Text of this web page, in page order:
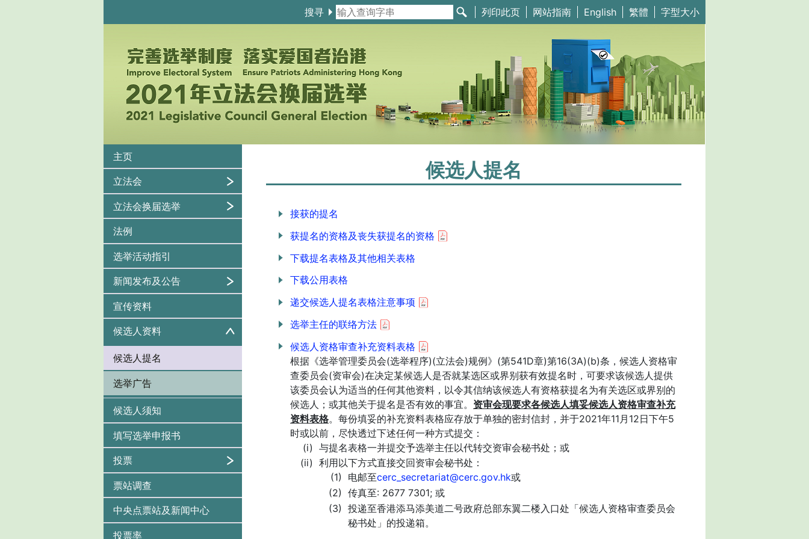
搜寻 列印此页 网站指南 English 繁體 字型大小
主页
立法会
立法会换届选举
法例
选举活动指引
新闻发布及公告
宣传资料
候选人资料
候选人提名
选举广告
候选人须知
填写选举申报书
投票
票站调查
中央点票站及新闻中心
投票率
候选人提名
接获的提名
获提名的资格及丧失获提名的资格
下载提名表格及其他相关表格
下载公用表格
递交候选人提名表格注意事项
选举主任的联络方法
候选人资格审查补充资料表格
根据《选举管理委员会(选举程序)(立法会)规例》(第541D章)第16(3A)(b)条，候选人资格审
查委员会(资审会)在决定某候选人是否就某选区或界别获有效提名时，可要求该候选人提供
该委员会认为适当的任何其他资料，以令其信纳该候选人有资格获提名为有关选区或界别的
候选人；或其他关于提名是否有效的事宜。 资审会现要求各候选人填妥候选人资格审查补充
资料表格。每份填妥的补充资料表格应存放于单独的密封信封，并于2021年11月12日下午5
时或以前，尽快透过下述任何一种方式提交：
与提名表格一并提交予选举主任以代转交资审会秘书处；或
利用以下方式直接交回资审会秘书处：
电邮至cerc_secretariat@cerc.gov.hk或
传真至: 2677 7301; 或
投递至香港添马添美道二号政府总部东翼二楼入口处「候选人资格审查委员会
秘书处」的投递箱。